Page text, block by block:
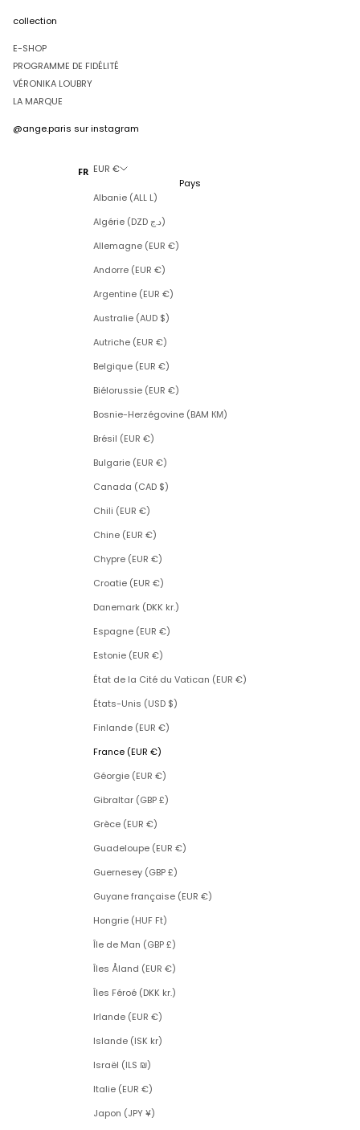
collection
E-SHOP
PROGRAMME DE FIDÉLITÉ
VÉRONIKA LOUBRY
LA MARQUE
@ange.paris sur instagram
FR EUR €
Pays
Albanie (ALL L)
Algérie (DZD د.ج)
Allemagne (EUR €)
Andorre (EUR €)
Argentine (EUR €)
Australie (AUD $)
Autriche (EUR €)
Belgique (EUR €)
Biélorussie (EUR €)
Bosnie-Herzégovine (BAM КМ)
Brésil (EUR €)
Bulgarie (EUR €)
Canada (CAD $)
Chili (EUR €)
Chine (EUR €)
Chypre (EUR €)
Croatie (EUR €)
Danemark (DKK kr.)
Espagne (EUR €)
Estonie (EUR €)
État de la Cité du Vatican (EUR €)
États-Unis (USD $)
Finlande (EUR €)
France (EUR €)
Géorgie (EUR €)
Gibraltar (GBP £)
Grèce (EUR €)
Guadeloupe (EUR €)
Guernesey (GBP £)
Guyane française (EUR €)
Hongrie (HUF Ft)
Île de Man (GBP £)
Îles Åland (EUR €)
Îles Féroé (DKK kr.)
Irlande (EUR €)
Islande (ISK kr)
Israël (ILS ₪)
Italie (EUR €)
Japon (JPY ¥)